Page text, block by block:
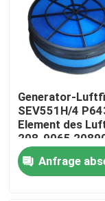
Generator-
SEV551H/4
Element des
208-9065
Anfrage